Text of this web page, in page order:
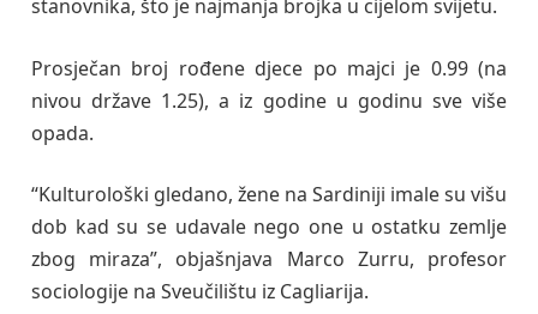
stanovnika, što je najmanja brojka u cijelom svijetu.
Prosječan broj rođene djece po majci je 0.99 (na
nivou države 1.25), a iz godine u godinu sve više
opada.
“Kulturološki gledano, žene na Sardiniji imale su višu
dob kad su se udavale nego one u ostatku zemlje
zbog miraza”, objašnjava Marco Zurru, profesor
sociologije na Sveučilištu iz Cagliarija.